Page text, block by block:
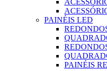
PAINÉIS LED
PAINÉIS